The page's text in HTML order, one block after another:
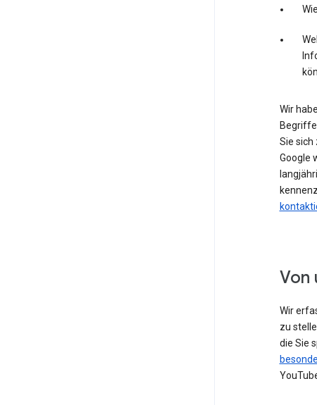
Wir
Sie sich
Google
Von
Wir
zu
die Sie